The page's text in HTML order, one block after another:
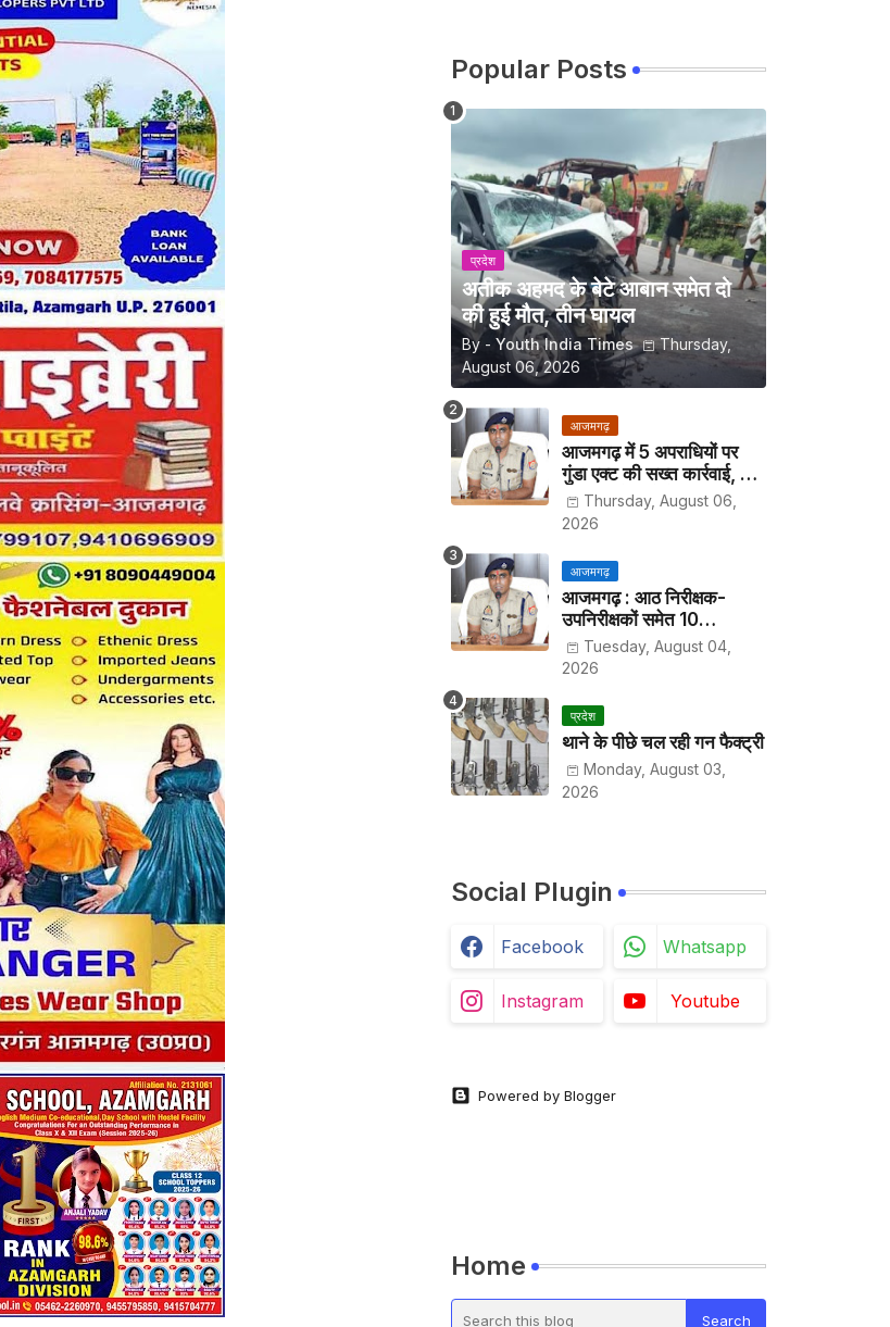
Popular Posts
प्रदेश
अतीक अहमद के बेटे आबान समेत दो
की हुई मौत, तीन घायल
By - Youth India Times
Thursday,
August 06, 2026
आजमगढ़
आजमगढ़ में 5 अपराधियों पर
गुंडा एक्ट की सख्त कार्रवाई, अब
हर पखवाड़े थाने में लगानी होगी
हाजिरी
Thursday, August 06,
2026
आजमगढ़
आजमगढ़ : आठ निरीक्षक-
उपनिरीक्षकों समेत 10
अधिकारियों के तबादले
Tuesday, August 04,
2026
प्रदेश
थाने के पीछे चल रही गन फैक्ट्री
Monday, August 03,
2026
Social Plugin
Facebook Whatsapp
Instagram Youtube
Powered by Blogger
Home